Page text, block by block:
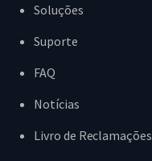
Soluções
Suporte
FAQ
Notícias
Livro de Reclamações